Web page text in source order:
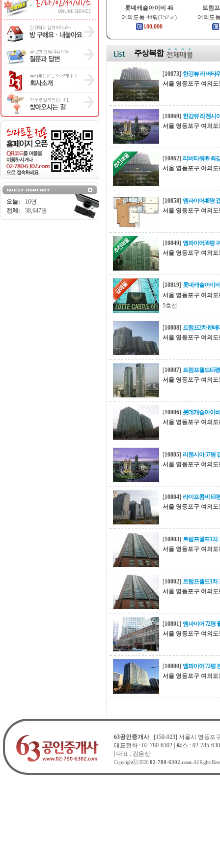
오늘:
16명
전체:
38,647명
롯데캐슬아이비 46
여의도동 46평(152㎡)
180,000
트럼
여의도
주상복합
[10873] 한강뷰 리버타
서울 영등포구 여의도
[10869] 한강뷰 리첸시
서울 영등포구 여의도
[10862] 리버타워89 최
서울 영등포구 여의도
[10858] 엠파이어48평
서울 영등포구 여의도
[10849] 엠파이어59평
서울 영등포구 여의도
[10819] 롯데캐슬아이
서울 영등포구 여의도
5호선
[10808] 트럼프2차 89
서울 영등포구 여의도
[10807] 트럼프월드65
서울 영등포구 여의도
[10806] 롯데캐슬아이
서울 영등포구 여의도
[10805] 리첸시아 57평
서울 영등포구 여의도
[10804] 라이프콤비 63
서울 영등포구 여의도
[10803] 트럼프월드1차
서울 영등포구 여의도
[10802] 트럼프월드1차
서울 영등포구 여의도
[10801] 엠파이어 72평
서울 영등포구 여의도
[10800] 엠파이어 72평
서울 영등포구 여의도
63공인중개사[150-923] 서울시 영등포
대표전화 : 02-780-6302 | 팩스 : 02-785-
| 대표 : 김은선
Copyrightⓒ 2026 02-780-6302.com. All Rights